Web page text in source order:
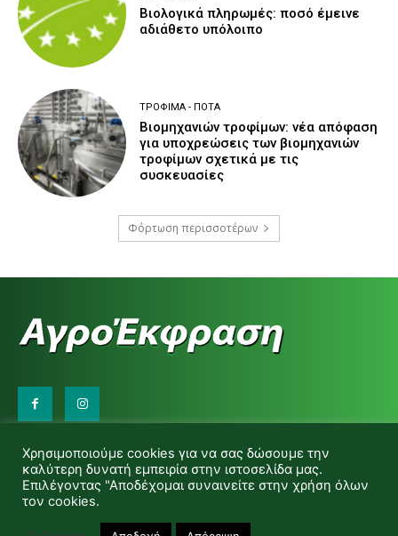
Βιολογικά πληρωμές: ποσό έμεινε
αδιάθετο υπόλοιπο
ΤΡΌΦΙΜΑ - ΠΟΤΆ
Βιομηχανιών τροφίμων: νέα απόφαση
για υποχρεώσεις των βιομηχανιών
τροφίμων σχετικά με τις
συσκευασίες
Φόρτωση περισσοτέρων
d.makas@yahoo.gr
info@agrofitro.gr
Μακάς Ντίνος
Χρησιμοποιούμε cookies για να σας δώσουμε την
καλύτερη δυνατή εμπειρία στην ιστοσελίδα μας.
Επιλέγοντας "Αποδέχομαι συναινείτε στην χρήση όλων
τον cookies.